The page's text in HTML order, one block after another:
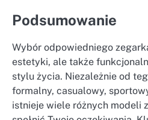
Podsumowanie
Wybór odpowiedniego
estetyki, ale także
stylu życia. Niezależnie od
formalny, casualowy,
istnieje wiele różnych modeli